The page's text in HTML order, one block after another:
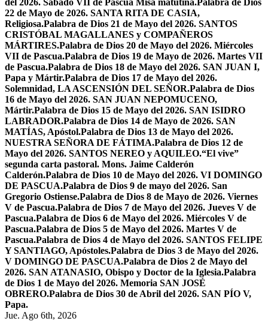
del 2026. Sábado VII de Pascua Misa matutina.Palabra de Dios
22 de Mayo de 2026. SANTA RITA DE CASIA,
Religiosa.Palabra de Dios 21 de Mayo del 2026. SANTOS
CRISTÓBAL MAGALLANES y COMPAÑEROS
MÁRTIRES.Palabra de Dios 20 de Mayo del 2026. Miércoles
VII de Pascua.Palabra de Dios 19 de Mayo de 2026. Martes VII
de Pascua.Palabra de Dios 18 de Mayo del 2026. SAN JUAN I,
Papa y Mártir.Palabra de Dios 17 de Mayo del 2026.
Solemnidad, LA ASCENSIÓN DEL SEÑOR.Palabra de Dios
16 de Mayo del 2026. SAN JUAN NEPOMUCENO,
Mártir.Palabra de Dios 15 de Mayo del 2026. SAN ISIDRO
LABRADOR.Palabra de Dios 14 de Mayo de 2026. SAN
MATÍAS, Apóstol.Palabra de Dios 13 de Mayo del 2026.
NUESTRA SEÑORA DE FÁTIMA.Palabra de Dios 12 de
Mayo del 2026. SANTOS NEREO y AQUILEO.“El vive”
segunda carta pastoral. Mons. Jaime Calderón
Calderón.Palabra de Dios 10 de Mayo del 2026. VI DOMINGO
DE PASCUA.Palabra de Dios 9 de mayo del 2026. San
Gregorio Ostiense.Palabra de Dios 8 de Mayo de 2026. Viernes
V de Pascua.Palabra de Dios 7 de Mayo del 2026. Jueves V de
Pascua.Palabra de Dios 6 de Mayo del 2026. Miércoles V de
Pascua.Palabra de Dios 5 de Mayo del 2026. Martes V de
Pascua.Palabra de Dios 4 de Mayo del 2026. SANTOS FELIPE
Y SANTIAGO, Apóstoles.Palabra de Dios 3 de Mayo del 2026.
V DOMINGO DE PASCUA.Palabra de Dios 2 de Mayo del
2026. SAN ATANASIO, Obispo y Doctor de la Iglesia.Palabra
de Dios 1 de Mayo del 2026. Memoria SAN JOSÉ
OBRERO.Palabra de Dios 30 de Abril del 2026. SAN PÍO V,
Papa.
Jue. Ago 6th, 2026